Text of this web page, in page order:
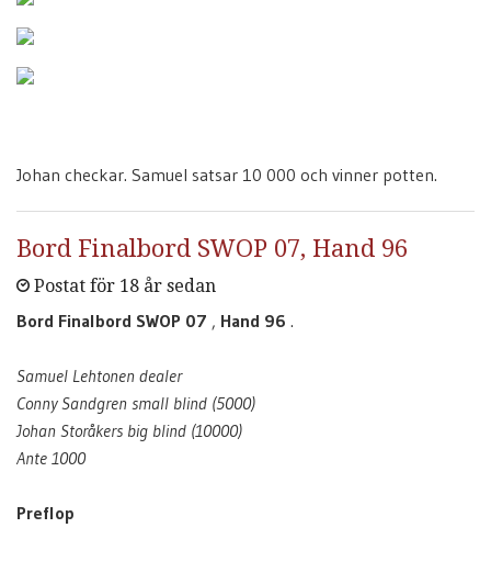
Johan checkar. Samuel satsar 10 000 och vinner potten.
Bord Finalbord SWOP 07, Hand 96
Postat för 18 år sedan
Bord Finalbord SWOP 07 , Hand 96 .
Samuel Lehtonen dealer
Conny Sandgren small blind (5000)
Johan Storåkers big blind (10000)
Ante 1000
Preflop